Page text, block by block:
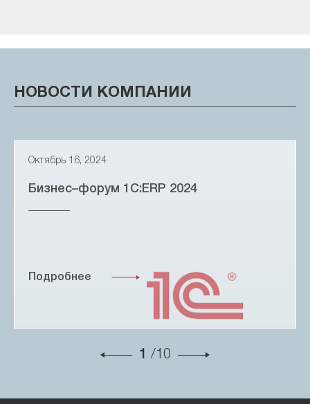
НОВОСТИ КОМПАНИИ
Октябрь 16, 2024
Бизнес–форум 1С:ERP 2024
Подробнее
1 /10